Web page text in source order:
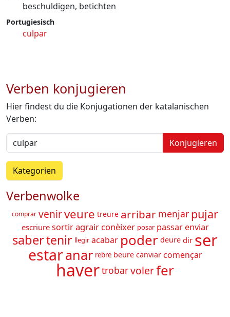
beschuldigen, betichten
Portugiesisch
culpar
Verben konjugieren
Hier findest du die Konjugationen der katalanischen
Verben:
Konjugieren
Kategorien
Verbenwolke
comprar venirveure treure arribar menjar pujar
escriure sortir agrair conèixer posar passar enviar
sabertenir llegir acabar poder deure dir ser
estaranar rebre beure canviar començar
havertrobarvolerfer